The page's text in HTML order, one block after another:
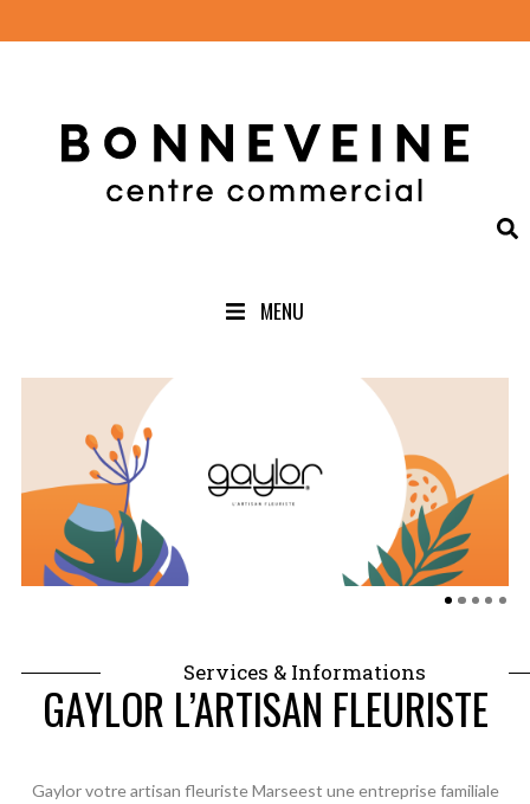
MENU
CARREFOUR
ÉVÉNEMENTS
OFFRES
Services & Informations
GAYLOR L’ARTISAN FLEURISTE
Gaylor votre artisan fleuriste Marseest une entreprise familiale